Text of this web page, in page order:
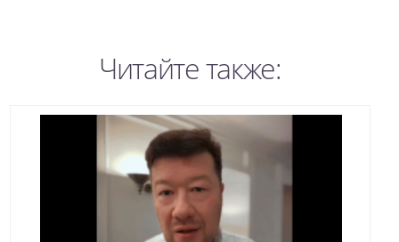
Читайте также: